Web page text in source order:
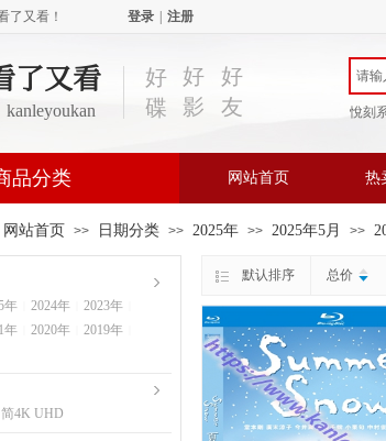
了又看！ 登录 注册
好
碟
好
影
好
友
悅刻
了又看
kanleyoukan
品分类 网站首页 热
网站首页 >> 日期分类 >> 2025年 >> 2025年5月 >>
默认排序 总价
年 2024年 2023年
年 2020年 2019年
简4K UHD